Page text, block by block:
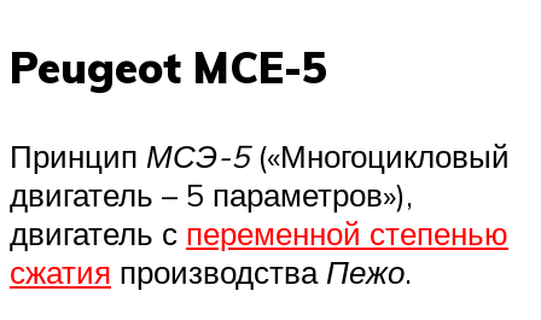
Peugeot MCE-5
Принцип МСЭ-5(«Многоцикловый
двигатель – 5 параметров»),
двигатель с переменной степенью
сжатия производства Пежо.